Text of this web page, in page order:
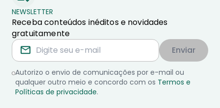
NEWSLETTER
Receba conteúdos inéditos e novidades
gratuitamente
Enviar
Autorizo o envio de comunicações por e-mail ou
qualquer outro meio e concordo com os Termos e
Políticas de privacidade.